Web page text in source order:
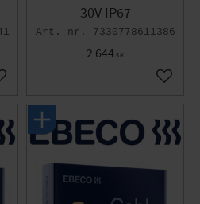
till i favoriter
30V IP67
7330778611386
2 644 KR
Lägg